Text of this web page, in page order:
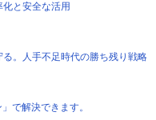
と安全な活用
。人手不足時代の勝ち残り戦略
で解決できます。